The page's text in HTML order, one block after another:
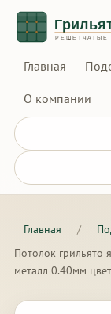
Главная
О компании
Главная /
Потолок
металл 0.40мм